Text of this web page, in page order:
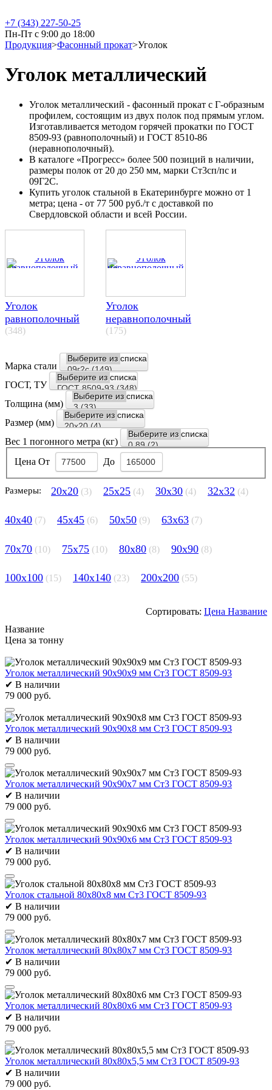
+7 (343) 227-50-25
Пн-Пт с 9:00 до 18:00
Продукция>Фасонный прокат>Уголок
Уголок металлический
Уголок металлический - фасонный прокат с Г-образным
профилем, состоящим из двух полок под прямым углом.
Изготавливается методом горячей прокатки по ГОСТ
8509-93 (равнополочный) и ГОСТ 8510-86
(неравнополочный).
В каталоге «Прогресс» более 500 позиций в наличии,
размеры полок от 20 до 250 мм, марки Ст3сп/пс и
09Г2С.
Купить уголок стальной в Екатеринбурге можно от 1
метра; цена - от 77 500 руб./т с доставкой по
Свердловской области и всей России.
Уголок
равнополочный
(348)
Уголок
неравнополочный
(175)
Марка стали
ГОСТ, ТУ
Толщина (мм)
Размер (мм)
Вес 1 погонного метра (кг)
Цена От До
Размеры: 20х20 (3) 25х25 (4) 30х30 (4) 32х32 (4)
40х40 (7) 45х45 (6) 50х50 (9) 63х63 (7)
70х70 (10) 75х75 (10) 80х80 (8) 90х90 (8)
100х100 (15) 140х140 (23) 200х200 (55)
Сортировать: Цена Название
Название
Цена за тонну
Уголок металлический 90х90х9 мм Ст3 ГОСТ 8509-93
✔ В наличии
79 000 руб.
Уголок металлический 90х90х8 мм Ст3 ГОСТ 8509-93
✔ В наличии
79 000 руб.
Уголок металлический 90х90х7 мм Ст3 ГОСТ 8509-93
✔ В наличии
79 000 руб.
Уголок металлический 90х90х6 мм Ст3 ГОСТ 8509-93
✔ В наличии
79 000 руб.
Уголок стальной 80х80х8 мм Ст3 ГОСТ 8509-93
✔ В наличии
79 000 руб.
Уголок металлический 80х80х7 мм Ст3 ГОСТ 8509-93
✔ В наличии
79 000 руб.
Уголок металлический 80х80х6 мм Ст3 ГОСТ 8509-93
✔ В наличии
79 000 руб.
Уголок металлический 80х80х5,5 мм Ст3 ГОСТ 8509-93
✔ В наличии
79 000 руб.